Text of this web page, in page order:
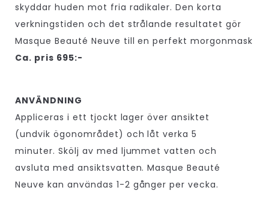
skyddar huden mot fria radikaler. Den korta
verkningstiden och det strålande resultatet gör
Masque Beauté Neuve till en perfekt morgonmask
Ca. pris 695:-
ANVÄNDNING
Appliceras i ett tjockt lager över ansiktet
(undvik ögonområdet) och låt verka 5
minuter. Skölj av med ljummet vatten och
avsluta med ansiktsvatten. Masque Beauté
Neuve kan användas 1-2 gånger per vecka.